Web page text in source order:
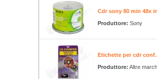
Cdr sony 80 min 48x
Produttore: Sony
Etichette per cdr conf.
Produttore: Altre